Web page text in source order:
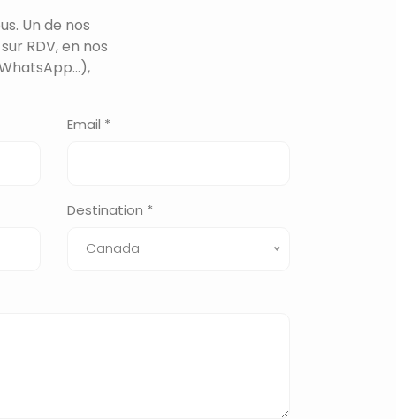
Un de nos
RDV, en nos
Email *
Destination *
Canada